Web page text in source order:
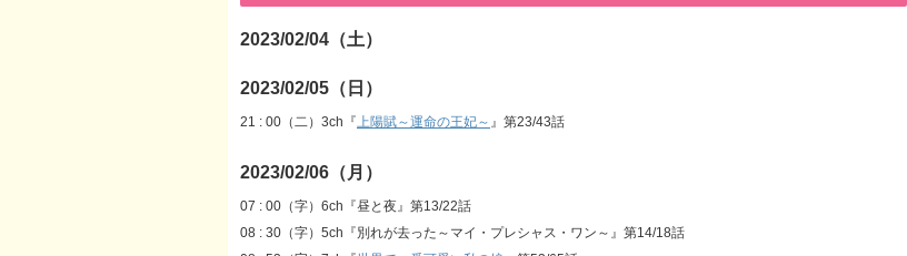
2023/02/04（土）
2023/02/05（日）
21 : 00（二）3ch『 上陽賦～運命の王妃～ 』第23/43話
2023/02/06（月）
07 : 00（字）6ch『昼と夜』第13/22話
08 : 30（字）5ch『別れが去った～マイ・プレシャス・ワン～』第14/18話